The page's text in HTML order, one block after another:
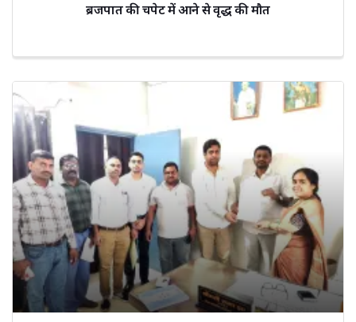
ब्रजपात की चपेट में आने से वृद्ध की मौत